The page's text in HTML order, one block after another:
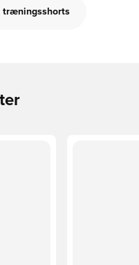
træningsshorts